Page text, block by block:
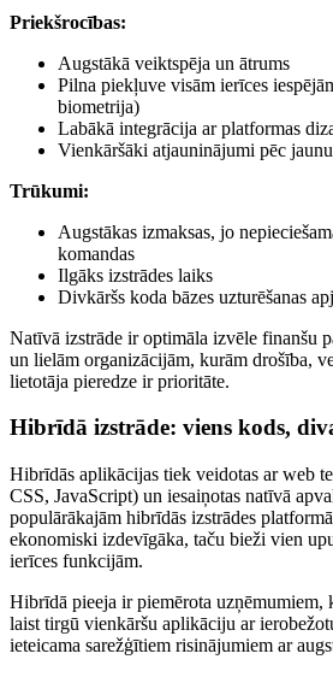
Priekšrocības:
Augstākā veiktspēja un ātrums
Pilna piekļuve visām ierīces
biometrija)
Labākā integrācija ar platformas
Vienkāršāki atjauninājumi pēc
Trūkumi:
Augstākas izmaksas, jo
komandas
Ilgāks izstrādes laiks
Divkāršs koda bāzes uzturēšanas
Natīvā izstrāde ir optimāla izvēle finanšu
un lielām organizācijām, kurām drošība,
lietotāja pieredze ir prioritāte.
Hibrīdā izstrāde: viens kods,
Hibrīdās aplikācijas tiek veidotas ar web
CSS, JavaScript) un iesaiņotas natīvā
populārākajām hibrīdās izstrādes
ekonomiski izdevīgāka, taču bieži vien
ierīces funkcijām.
Hibrīdā pieeja ir piemērota uzņēmumiem,
laist tirgū vienkāršu aplikāciju ar
ieteicama sarežģītiem risinājumiem ar